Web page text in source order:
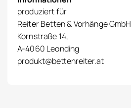
produziert für
Reiter Betten & Vorhänge GmbH
Kornstraße 14,
A-4060 Leonding
produkt@bettenreiter.at